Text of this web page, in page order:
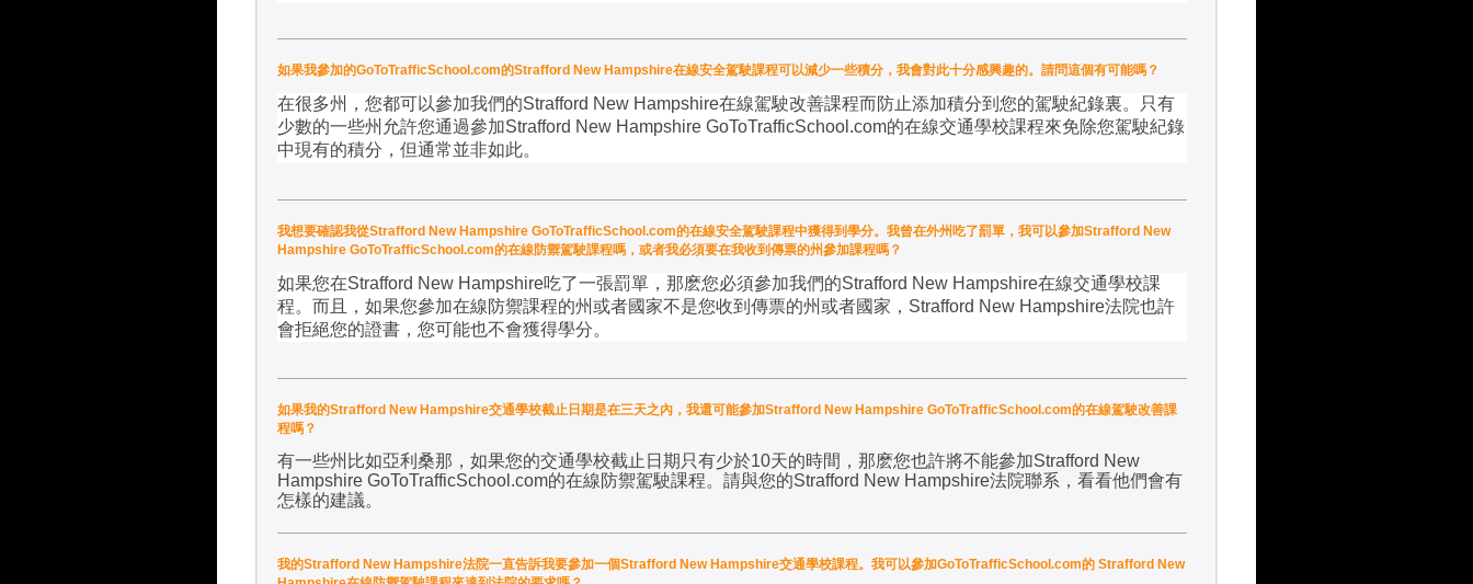
如果我參加的GoToTrafficSchool.com的Strafford New Hampshire在線安全駕駛課程可以減少一些積分，我會對此十分感興趣的。請問這個有可能嗎？
在很多州，您都可以參加我們的Strafford New Hampshire在線駕駛改善課程而防止添加積分到您的駕駛紀錄裏。只有
少數的一些州允許您通過參加Strafford New Hampshire GoToTrafficSchool.com的在線交通學校課程來免除您駕駛紀錄
中現有的積分，但通常並非如此。
我想要確認我從Strafford New Hampshire GoToTrafficSchool.com的在線安全駕駛課程中獲得到學分。我曾在外州吃了罰單，我可以參加Strafford New
Hampshire GoToTrafficSchool.com的在線防禦駕駛課程嗎，或者我必須要在我收到傳票的州參加課程嗎？
如果您在Strafford New Hampshire吃了一張罰單，那麽您必須參加我們的Strafford New Hampshire在線交通學校課
程。而且，如果您參加在線防禦課程的州或者國家不是您收到傳票的州或者國家， Strafford New Hampshire法院也許
會拒絕您的證書，您可能也不會獲得學分。
如果我的Strafford New Hampshire交通學校截止日期是在三天之內，我還可能參加Strafford New Hampshire GoToTrafficSchool.com的在線駕駛改善課
程嗎？
有一些州比如亞利桑那，如果您的交通學校截止日期只有少於10天的時間，那麽您也許將不能參加Strafford New
Hampshire GoToTrafficSchool.com的在線防禦駕駛課程。請與您的Strafford New Hampshire法院聯系，看看他們會有
怎樣的建議。
我的Strafford New Hampshire法院一直告訴我要參加一個Strafford New Hampshire交通學校課程。我可以參加GoToTrafficSchool.com的 Strafford New